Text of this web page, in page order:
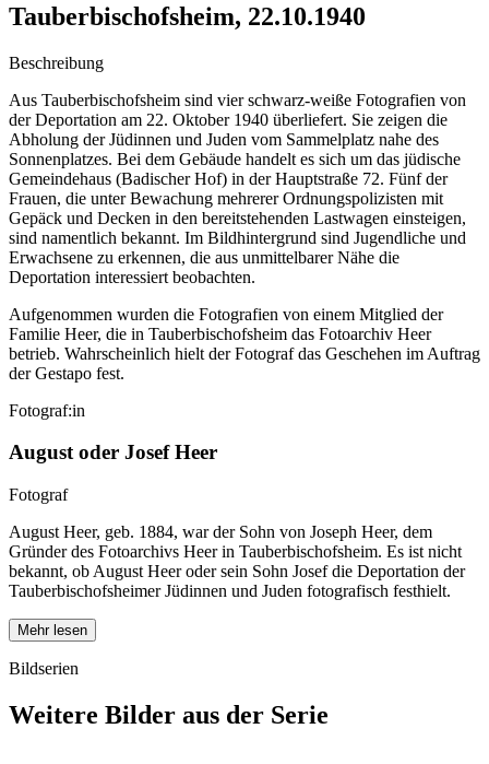
Tauberbischofsheim, 22.10.1940
Beschreibung
Aus Tauberbischofsheim sind vier schwarz-weiße Fotografien von
der Deportation am 22. Oktober 1940 überliefert. Sie zeigen die
Abholung der Jüdinnen und Juden vom Sammelplatz nahe des
Sonnenplatzes. Bei dem Gebäude handelt es sich um das jüdische
Gemeindehaus (Badischer Hof) in der Hauptstraße 72. Fünf der
Frauen, die unter Bewachung mehrerer Ordnungspolizisten mit
Gepäck und Decken in den bereitstehenden Lastwagen einsteigen,
sind namentlich bekannt. Im Bildhintergrund sind Jugendliche und
Erwachsene zu erkennen, die aus unmittelbarer Nähe die
Deportation interessiert beobachten.
Aufgenommen wurden die Fotografien von einem Mitglied der
Familie Heer, die in Tauberbischofsheim das Fotoarchiv Heer
betrieb. Wahrscheinlich hielt der Fotograf das Geschehen im Auftrag
der Gestapo fest.
Fotograf:in
August oder Josef Heer
Fotograf
August Heer, geb. 1884, war der Sohn von Joseph Heer, dem
Gründer des Fotoarchivs Heer in Tauberbischofsheim. Es ist nicht
bekannt, ob August Heer oder sein Sohn Josef die Deportation der
Tauberbischofsheimer Jüdinnen und Juden fotografisch festhielt.
Mehr lesen
Bildserien
Weitere Bilder aus der Serie